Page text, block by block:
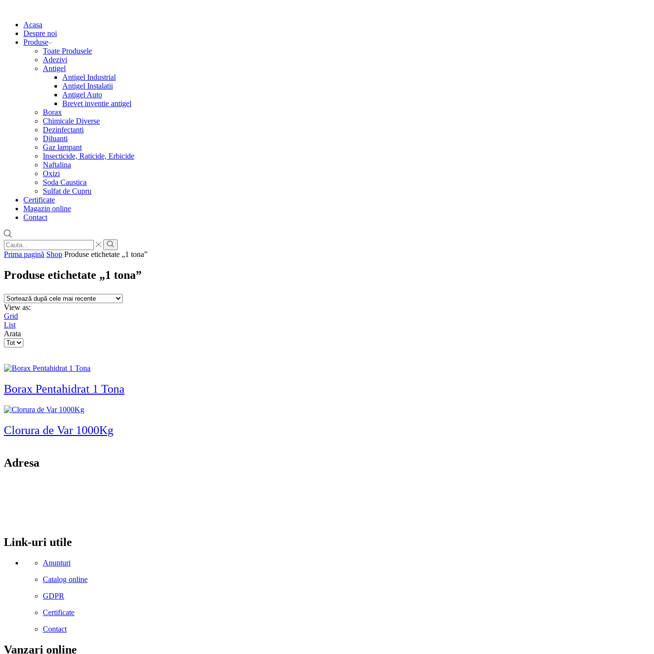
Acasa
Despre noi
Produse
Toate Produsele
Adezivi
Antigel
Antigel Industrial
Antigel Instalatii
Antigel Auto
Brevet inventie antigel
Borax
Chimicale Diverse
Dezinfectanti
Diluanti
Gaz lampant
Insecticide, Raticide, Erbicide
Naftalina
Oxizi
Soda Caustica
Sulfat de Cupru
Certificate
Magazin online
Contact
Search
input
Search
Prima pagină Shop Produse etichetate „1 tona”
Produse etichetate „1 tona”
View as:
Grid
List
Arata
Products
Borax Pentahidrat 1 Tona
Clorura de Var 1000Kg
Adresa
Link-uri utile
Anunturi
Catalog online
GDPR
Certificate
Contact
Vanzari online